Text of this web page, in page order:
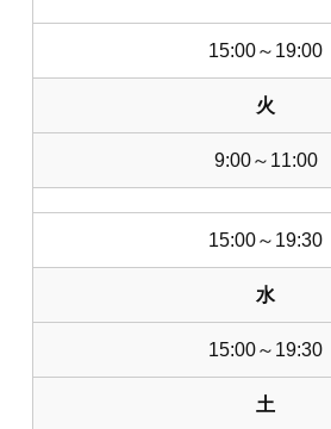
15:00～19:00
火
9:00～11:00
15:00～19:30
水
15:00～19:30
土